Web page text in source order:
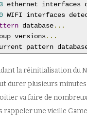
3 ethernet interfaces
WIFI interfaces
database...
versions...
pattern
la réinitialisation du
durer plusieurs
va faire de
rappeler une vieille